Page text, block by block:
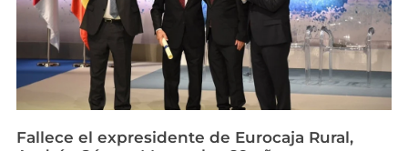
Fallece el expresidente de Eurocaja Rural,